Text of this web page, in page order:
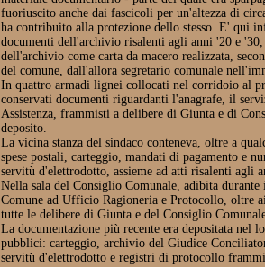
fuoriuscito anche dai fascicoli per un'altezza di
ha contribuito alla protezione dello stesso. E' qui
documenti dell'archivio risalenti agli anni '20 e
dell'archivio come carta da macero realizzata,
del comune, dall'allora segretario comunale
In quattro armadi lignei collocati nel corridoio al
conservati documenti riguardanti l'anagrafe, il
Assistenza, frammisti a delibere di Giunta e di
deposito.
La vicina stanza del sindaco conteneva, oltre a
spese postali, carteggio, mandati di pagamento e
servitù d'elettrodotto, assieme ad atti risalenti agli
Nella sala del Consiglio Comunale, adibita
Comune ad Ufficio Ragioneria e Protocollo, oltre
tutte le delibere di Giunta e del Consiglio
La documentazione più recente era depositata nel
pubblici: carteggio, archivio del Giudice
servitù d'elettrodotto e registri di protocollo